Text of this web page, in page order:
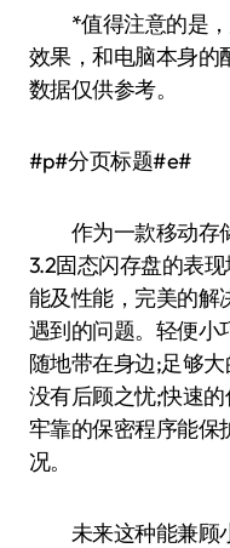
*值得注意的是，
效果，和电脑本身的
数据仅供参考。
#p#分页标题#e#
作为一款移动存
3.2固态闪存盘的表
能及性能，完美的解
遇到的问题。轻便小
随地带在身边;足够
没有后顾之忧;快速
牢靠的保密程序能保
况。
未来这种能兼顾